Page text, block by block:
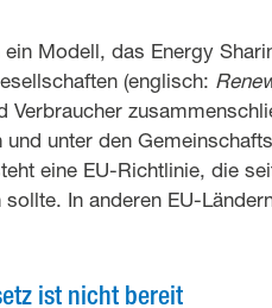
Modell, das Energy
(englisch:
Verbraucher
und unter den
eine EU-Richtlinie, die
In anderen EU-
ist nicht bereit